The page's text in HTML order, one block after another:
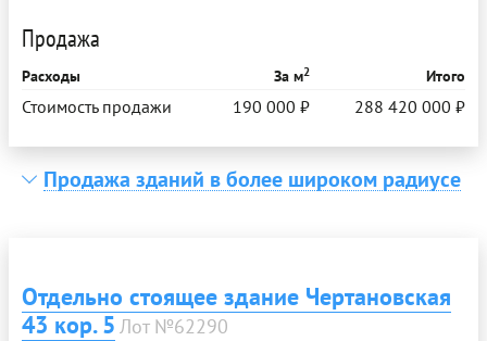
Продажа
Расходы За м2 Итого
Стоимость продажи 190 000 ₽ 288 420 000 ₽
Продажа зданий в более широком радиусе
Отдельно стоящее здание Чертановская
43 кор. 5 Лот №62290